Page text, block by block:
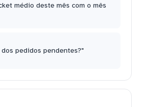
médio deste mês com o mês
pedidos pendentes?"